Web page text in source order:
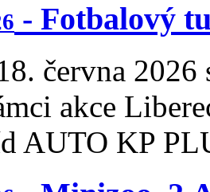
- Fotbalový
června 2026
akce
AUTO KP